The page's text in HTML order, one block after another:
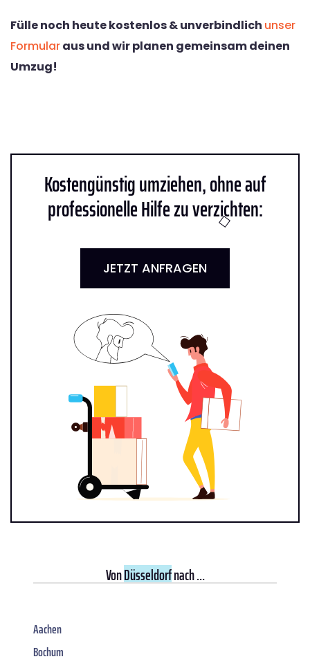
Fülle noch heute kostenlos & unverbindlich unser
Formularaus und wir planen gemeinsam deinen
Umzug!
Kostengünstig umziehen, ohne auf
professionelle Hilfe zu verzichten:
JETZT ANFRAGEN
VonDüsseldorfnach ...
Aachen
Bochum